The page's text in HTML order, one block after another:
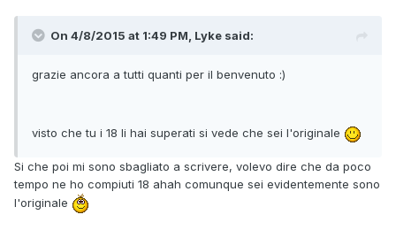
On 4/8/2015 at 1:49 PM, Lyke said:
grazie ancora a tutti quanti per il benvenuto :)
visto che tu i 18 li hai superati si vede che sei l'originale
Si che poi mi sono sbagliato a scrivere, volevo dire che da poco
tempo ne ho compiuti 18 ahah comunque sei evidentemente sono
l'originale